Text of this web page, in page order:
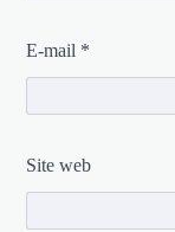
E-mail *
Site web